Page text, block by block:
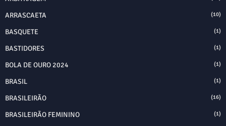
ARRASCAETA (10)
BASQUETE (1)
BASTIDORES (1)
BOLA DE OURO 2024 (1)
BRASIL (1)
BRASILEIRÃO (16)
BRASILEIRÃO FEMININO (1)